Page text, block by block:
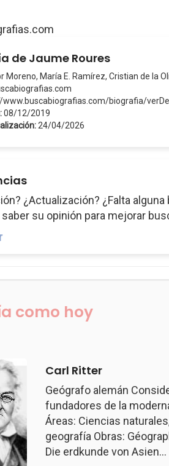
de Jaume Roures
Moreno, María E. Ramírez, Cristian de la
www.buscabiografias.com/biografia/
08/12/2019
24/04/2026
¿Actualización? ¿Falta alguna
su opinión para mejorar
como hoy
Carl Ritter
Geógrafo alemán
fundadores de la
Áreas: Ciencias
geografía Obras:
Die erdkunde von Asien...